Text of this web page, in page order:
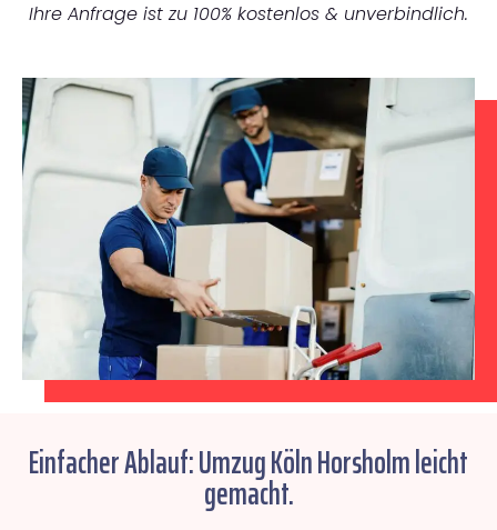
Ihre Anfrage ist zu 100% kostenlos & unverbindlich.
Einfacher Ablauf: Umzug Köln Horsholm leicht
gemacht.